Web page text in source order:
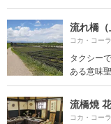
流れ橋（
コカ・コー
タクシー
ある意味
流橋焼
コカ・コー